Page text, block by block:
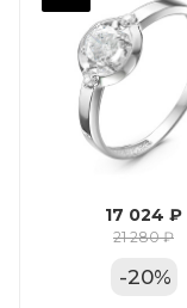
17 024 ₽
21 280 ₽
-20%
Вес
Марка
Дельта
Фианит
Цвет золота
КРАС